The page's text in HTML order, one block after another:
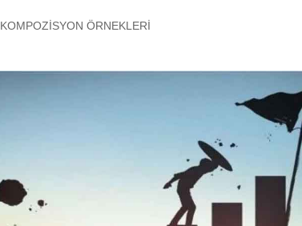
KOMPOZİSYON ÖRNEKLERİ